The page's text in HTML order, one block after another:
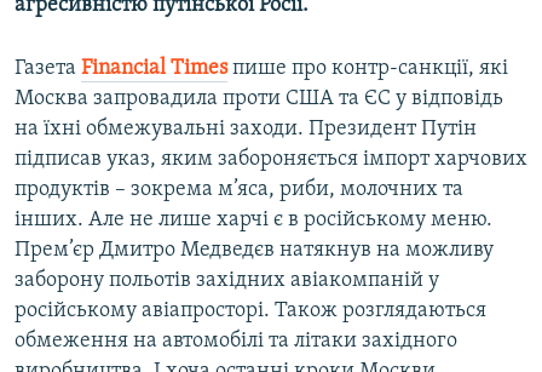
агресивністю путінської Росії.
Газета Financial Timesпише про контр-санкції, які
Москва запровадила проти США та ЄС у відповідь
на їхні обмежувальні заходи. Президент Путін
підписав указ, яким забороняється імпорт харчових
продуктів – зокрема м’яса, риби, молочних та
інших. Але не лише харчі є в російському меню.
Прем’єр Дмитро Медведєв натякнув на можливу
заборону польотів західних авіакомпаній у
російському авіапросторі. Також розглядаються
обмеження на автомобілі та літаки західного